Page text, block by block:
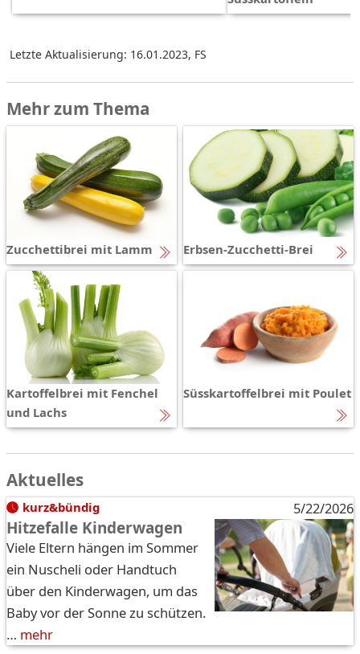
Letzte Aktualisierung: 16.01.2023, FS
Mehr zum Thema
Zucchettibrei mit Lamm Erbsen-Zucchetti-Brei
Kartoffelbrei mit Fenchel
und Lachs
Süsskartoffelbrei mit Poulet
Aktuelles
kurz&bündig 5/22/2026
Hitzefalle Kinderwagen
Viele Eltern hängen im Sommer
ein Nuscheli oder Handtuch
über den Kinderwagen, um das
Baby vor der Sonne zu schützen.
… mehr